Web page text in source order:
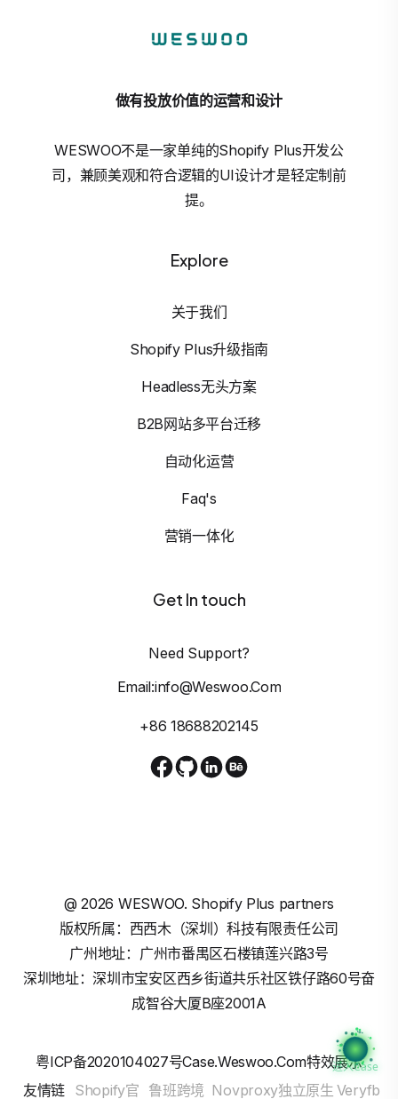
进入Case
做有投放价值的运营和设计
WESWOO不是一家单纯的Shopify Plus开发公
司，兼顾美观和符合逻辑的UI设计才是轻定制前
提。
Explore
关于我们
Shopify Plus升级指南
Headless无头方案
B2B网站多平台迁移
自动化运营
Faq's
营销一体化
Get In touch
Need Support?
Email:info@weswoo.com
+86 18688202145
@2026 WESWOO. Shopify Plus partners
版权所属：西西木（深圳）科技有限责任公司
广州地址：广州市番禺区石楼镇莲兴路3号
深圳地址：深圳市宝安区西乡街道共乐社区铁仔路60号奋
成智谷大厦B座2001A
粤ICP备2020104027号Case.weswoo.com特效展示
友情链 Shopify官 鲁班跨境 Novproxy独立原生 Veryfb